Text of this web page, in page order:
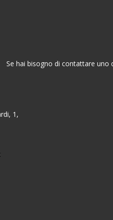
Se hai bisogno di contattare uno
1,